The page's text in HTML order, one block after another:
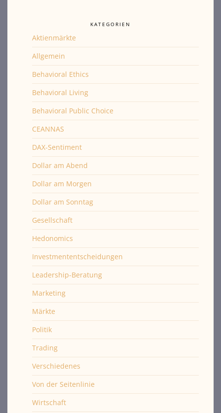
KATEGORIEN
Aktienmärkte
Allgemein
Behavioral Ethics
Behavioral Living
Behavioral Public Choice
CEANNAS
DAX-Sentiment
Dollar am Abend
Dollar am Morgen
Dollar am Sonntag
Gesellschaft
Hedonomics
Investmententscheidungen
Leadership-Beratung
Marketing
Märkte
Politik
Trading
Verschiedenes
Von der Seitenlinie
Wirtschaft